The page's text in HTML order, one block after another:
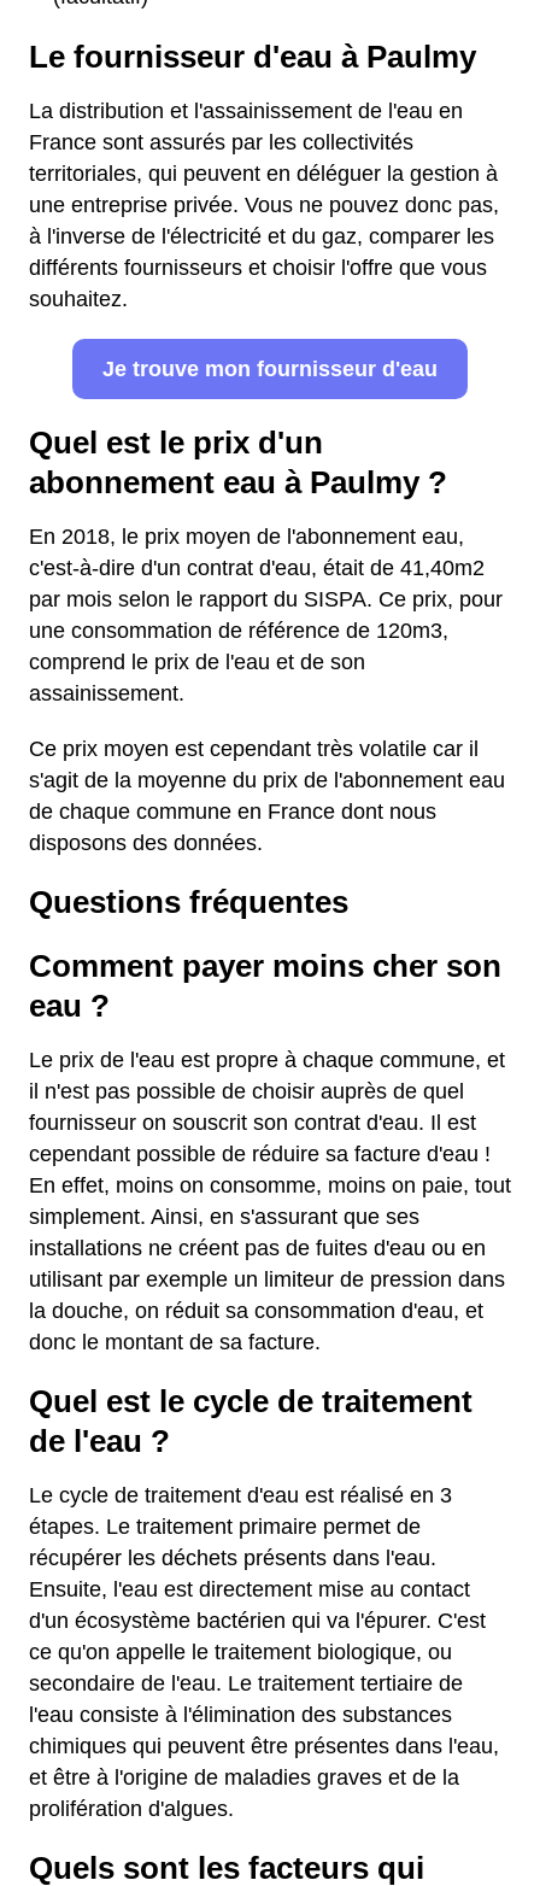
Le fournisseur d'eau à Paulmy
La distribution et l'assainissement de l'eau en
France sont assurés par les collectivités
territoriales, qui peuvent en déléguer la gestion à
une entreprise privée. Vous ne pouvez donc pas,
à l'inverse de l'électricité et du gaz, comparer les
différents fournisseurs et choisir l'offre que vous
souhaitez.
Je trouve mon fournisseur d'eau
Quel est le prix d'un
abonnement eau à Paulmy ?
En 2018, le prix moyen de l'abonnement eau,
c'est-à-dire d'un contrat d'eau, était de 41,40m2
par mois selon le rapport du SISPA. Ce prix, pour
une consommation de référence de 120m3,
comprend le prix de l'eau et de son
assainissement.
Ce prix moyen est cependant très volatile car il
s'agit de la moyenne du prix de l'abonnement eau
de chaque commune en France dont nous
disposons des données.
Questions fréquentes
Comment payer moins cher son
eau ?
Le prix de l'eau est propre à chaque commune, et
il n'est pas possible de choisir auprès de quel
fournisseur on souscrit son contrat d'eau. Il est
cependant possible de réduire sa facture d'eau !
En effet, moins on consomme, moins on paie, tout
simplement. Ainsi, en s'assurant que ses
installations ne créent pas de fuites d'eau ou en
utilisant par exemple un limiteur de pression dans
la douche, on réduit sa consommation d'eau, et
donc le montant de sa facture.
Quel est le cycle de traitement
de l'eau ?
Le cycle de traitement d'eau est réalisé en 3
étapes. Le traitement primaire permet de
récupérer les déchets présents dans l'eau.
Ensuite, l'eau est directement mise au contact
d'un écosystème bactérien qui va l'épurer. C'est
ce qu'on appelle le traitement biologique, ou
secondaire de l'eau. Le traitement tertiaire de
l'eau consiste à l'élimination des substances
chimiques qui peuvent être présentes dans l'eau,
et être à l'origine de maladies graves et de la
prolifération d'algues.
Quels sont les facteurs qui